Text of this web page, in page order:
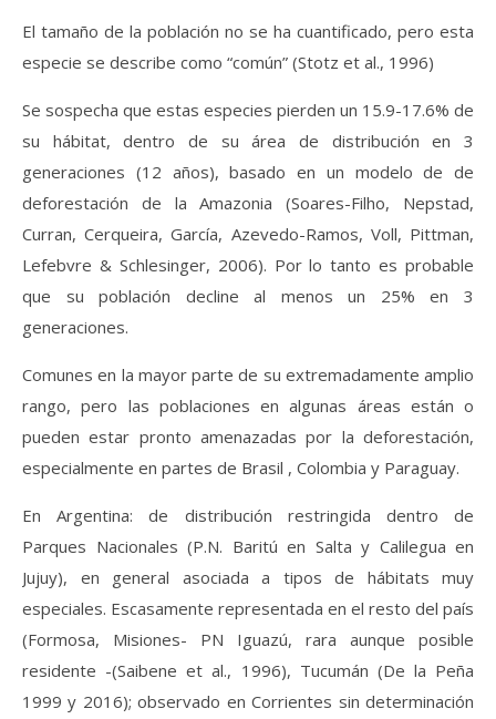
El tamaño de la población no se ha cuantificado, pero esta
especie se describe como “común” (Stotz et al., 1996)
Se sospecha que estas especies pierden un 15.9-17.6% de
su hábitat, dentro de su área de distribución en 3
generaciones (12 años), basado en un modelo de de
deforestación de la Amazonia (Soares-Filho, Nepstad,
Curran, Cerqueira, García, Azevedo-Ramos, Voll, Pittman,
Lefebvre & Schlesinger, 2006). Por lo tanto es probable
que su población decline al menos un 25% en 3
generaciones.
Comunes en la mayor parte de su extremadamente amplio
rango, pero las poblaciones en algunas áreas están o
pueden estar pronto amenazadas por la deforestación,
especialmente en partes de Brasil , Colombia y Paraguay.
En Argentina: de distribución restringida dentro de
Parques Nacionales (P.N. Baritú en Salta y Calilegua en
Jujuy), en general asociada a tipos de hábitats muy
especiales. Escasamente representada en el resto del país
(Formosa, Misiones- PN Iguazú, rara aunque posible
residente -(Saibene et al., 1996), Tucumán (De la Peña
1999 y 2016); observado en Corrientes sin determinación